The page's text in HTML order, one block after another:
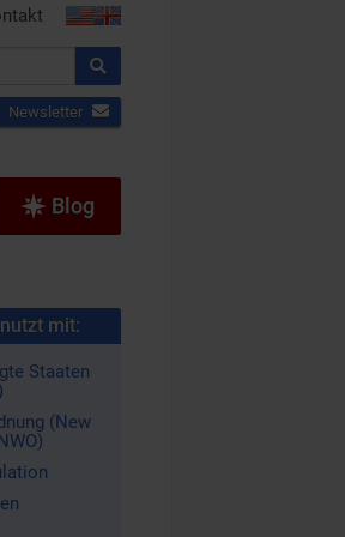
Newsletter
Blog
mit:
Staaten
(New